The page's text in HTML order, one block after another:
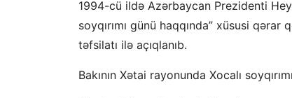
1994-cü ildə Azərbaycan Prezidenti
soyqırımı günü haqqında” xüsusi
təfsilatı ilə açıqlanıb.
Bakının Xətai rayonunda Xocalı